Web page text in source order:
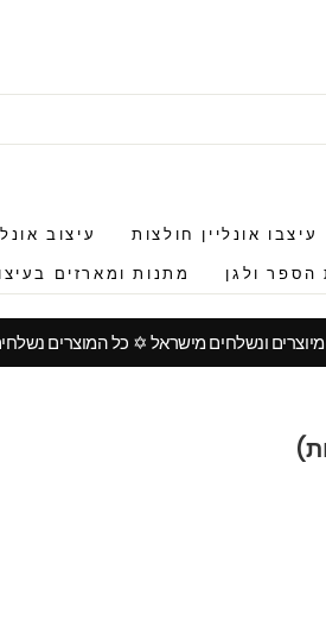
עיצבו אונליין חולצות עיצוב
הספר ולגן מתנות ומארזים
עצור
ונשלחים מישראל ✡︎ כל המוצרים